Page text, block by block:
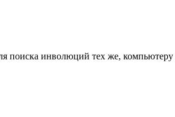
поиска инволюций тех же,